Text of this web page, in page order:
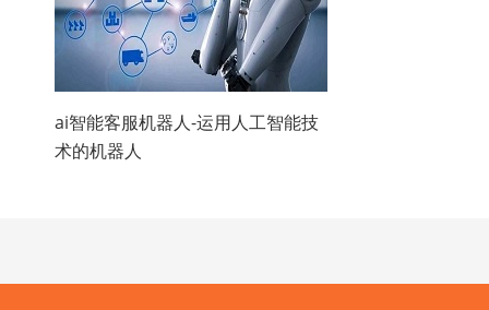
ai智能客服机器人-运用人工智能技
术的机器人